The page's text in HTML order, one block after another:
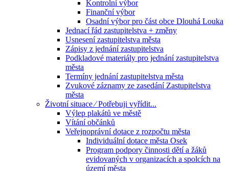
Kontrolní výbor
Finanční výbor
Osadní výbor pro část obce Dlouhá Louka
Jednací řád zastupitelstva + změny
Usnesení zastupitelstva města
Zápisy z jednání zastupitelstva
Podkladové materiály pro jednání zastupitelstva
města
Termíny jednání zastupitelstva města
Zvukové záznamy ze zasedání Zastupitelstva
města
Životní situace ⁄ Potřebuji vyřídit...
Výlep plakátů ve městě
Vítání občánků
Veřejnoprávní dotace z rozpočtu města
Individuální dotace města Osek
Program podpory činnosti dětí a žáků
evidovaných v organizacích a spolcích na
území města